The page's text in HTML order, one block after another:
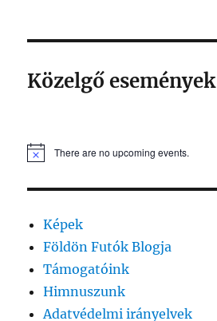
Közelgő események
There are no upcoming events.
Képek
Földön Futók Blogja
Támogatóink
Himnuszunk
Adatvédelmi irányelvek